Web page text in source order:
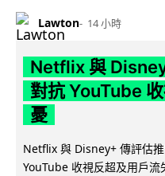
Lawton 14 小時
Netflix 與
對抗 YouTube
憂
Netflix 與 Disney+ 傳評估
YouTube 收視反超及用戶